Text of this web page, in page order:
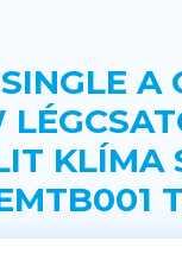
A
KLÍMA